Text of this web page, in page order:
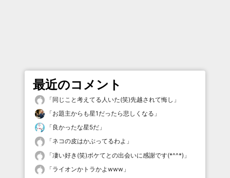
最近のコメント
「同じこと考えてる人いた(笑)先越されて悔し 」
「お題主からも星1だったら悲しくなる 」
「 良かったな星5だ 」
「ネコの皮はかぶってるわよ 」
「凄い好き(笑)ボケてとの出会いに感謝です(*^^*) 」
「ライオンかトラかよwww 」